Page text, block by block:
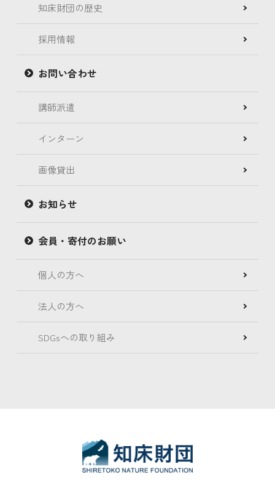
知床財団の歴史
採用情報
お問い合わせ
講師派遣
インターン
画像貸出
お知らせ
会員・寄付のお願い
個人の方へ
法人の方へ
SDGsへの取り組み